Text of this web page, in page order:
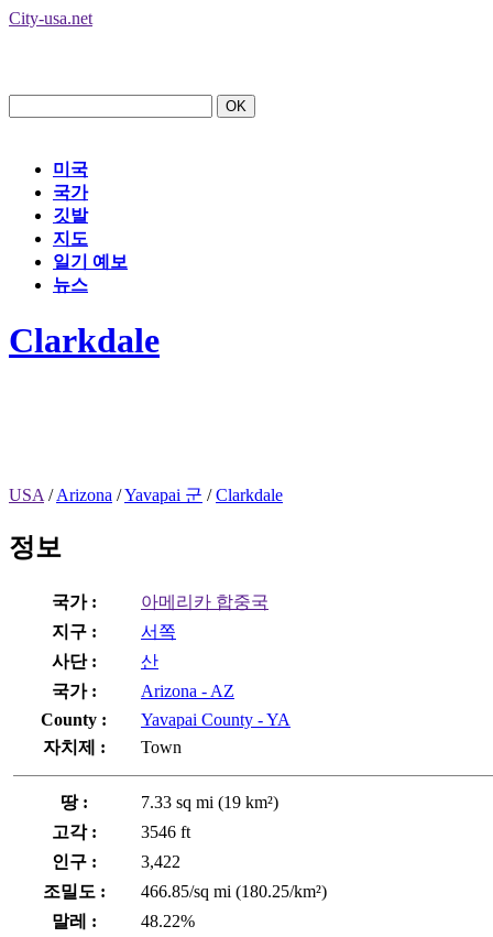
City-usa.net
미국
국가
깃발
지도
일기 예보
뉴스
Clarkdale
USA /Arizona /Yavapai 군 /Clarkdale
정보
국가 :
아메리카 합중국
지구 :
서쪽
사단 :
산
국가 :
Arizona - AZ
County :
Yavapai County - YA
자치제 :
Town
땅 :
7.33 sq mi (19 km²)
고각 :
3546 ft
인구 :
3,422
조밀도 :
466.85/sq mi (180.25/km²)
말레 :
48.22%